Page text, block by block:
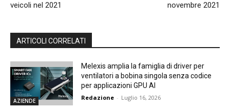
veicoli nel 2021
novembre 2021
ARTICOLI CORRELATI
AZIENDE
Melexis amplia la famiglia di driver per
ventilatori a bobina singola senza codice
per applicazioni GPU AI
Redazione - Luglio 16, 2026